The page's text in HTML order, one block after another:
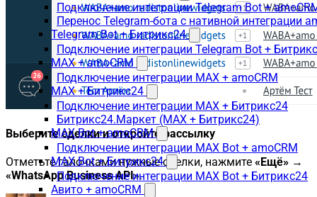
Подключение интеграции Telegram Bot +
Перенос Telegram-бота с нативной интеграции
Telegram Bot + Битрикс24
Подключение интеграции Telegram Bot +
MAX + amoCRM
Подключение интеграции MAX + amoCRM
MAX + Битрикс24
Подключение интеграции MAX + Битрикс24
Битрикс24.Маркет (MAX + Битрикс24)
MAX Bot + amoCRM
Подключение интеграции MAX Bot + amoCRM
MAX Bot + Битрикс24
Подключение интеграции MAX Bot + Битрикс24
Авито + amoCRM
Выберите сделки и откройте рассылку
Отметьте галочками нужные сделки, нажмите «Ещё» →
«WhatsApp Business API».